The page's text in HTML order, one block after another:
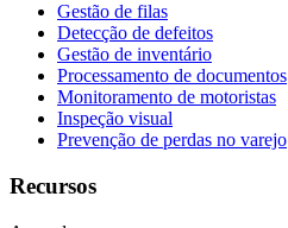
Gestão de filas
Detecção de defeitos
Gestão de inventário
Processamento de documentos
Monitoramento de motoristas
Inspeção visual
Prevenção de perdas no varejo
Recursos